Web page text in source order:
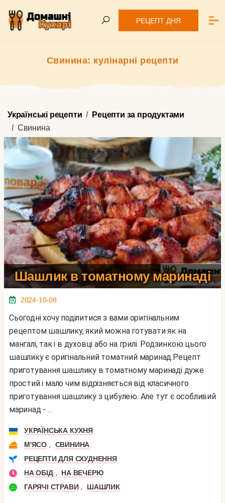
РЕЦЕПТ ДНЯ
Свинина: кулінарні рецепти
Українські рецепти
Рецепти за продуктами
Свинина
Шашлик в томатному маринаді
2024-10-08
Сьогодні хочу поділитися з вами оригінальним
рецептом шашлику, який можна готувати як на
мангалі, так і в духовці або на грилі. Родзинкою цього
шашлику є оригінальний томатний маринад.Рецепт
приготування шашлику в томатному маринаді дуже
простий і мало чим відрізняється від класичного
приготування шашлику з цибулею. Але тут є особливий
маринад - ...
УКРАЇНСЬКА КУХНЯ
М'ЯСО ,
СВИНИНА
РЕЦЕПТИ ДЛЯ СХУДНЕННЯ
НА ОБІД ,
НА ВЕЧЕРЮ
ГАРЯЧІ СТРАВИ , ШАШЛИК